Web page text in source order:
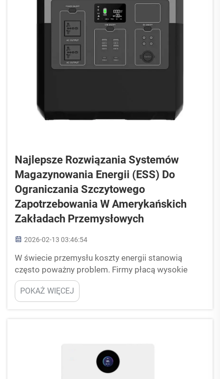
Najlepsze Rozwiązania Systemów
Magazynowania Energii (ESS) Do
Ograniczania Szczytowego
Zapotrzebowania W Amerykańskich
Zakładach Przemysłowych
2026-02-13 03:46:54
W świecie przemysłu koszty energii stanowią
często poważny problem. Firmy płacą wysokie
rachunki za energię elektryczną, szczególnie w
godzinach szczytowego poboru, gdy wszyscy
jednocześnie zużywają dużą ilość prądu. Właśnie
POKAŻ WIĘCEJ